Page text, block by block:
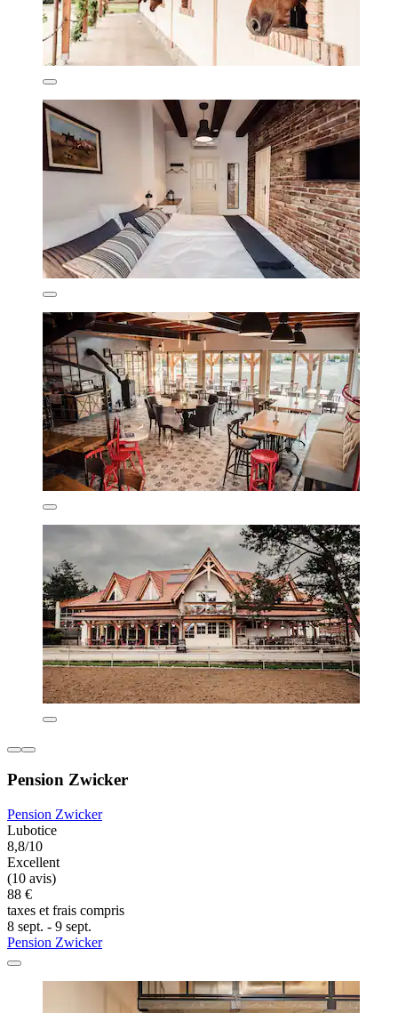
Pension Zwicker
Pension Zwicker
Lubotice
8,8/10
Excellent
(10 avis)
88 €
taxes et frais compris
8 sept. - 9 sept.
Pension Zwicker